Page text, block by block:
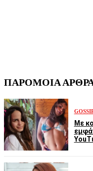
ΠΑΡΟΜΟΙΑ
Με